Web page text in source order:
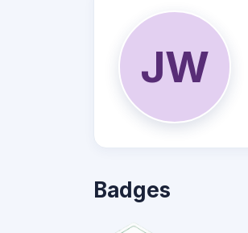
JW
Badges